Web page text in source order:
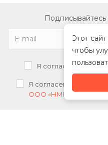
Этот
чтобы
Подписывайтесь
Я согласен на
Я согласен на
ООО «НМК»